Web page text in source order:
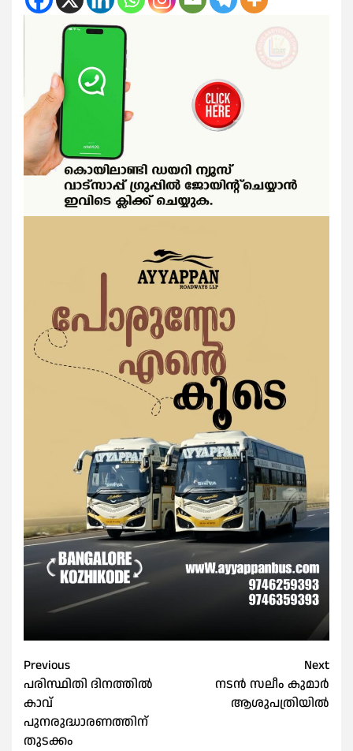
Post
navigation
Previous
പരിസ്ഥിതി ദിനത്തിൽ
കാവ്
പുനരുദ്ധാരണത്തിന്
തുടക്കം
Next
നടൻ സലീം കുമാർ
ആശുപത്രിയിൽ